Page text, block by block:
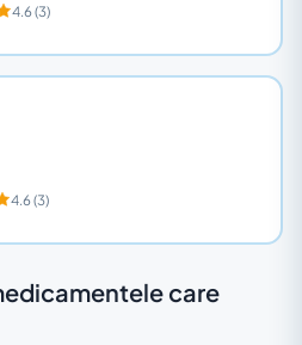
4.6 (3)
4.6 (3)
care